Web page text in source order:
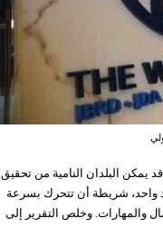
يمكن البلدان النامية من تحقيق
واحد، شريطة أن تتحرك بسرعة
والمهارات. وخلص التقرير إلى